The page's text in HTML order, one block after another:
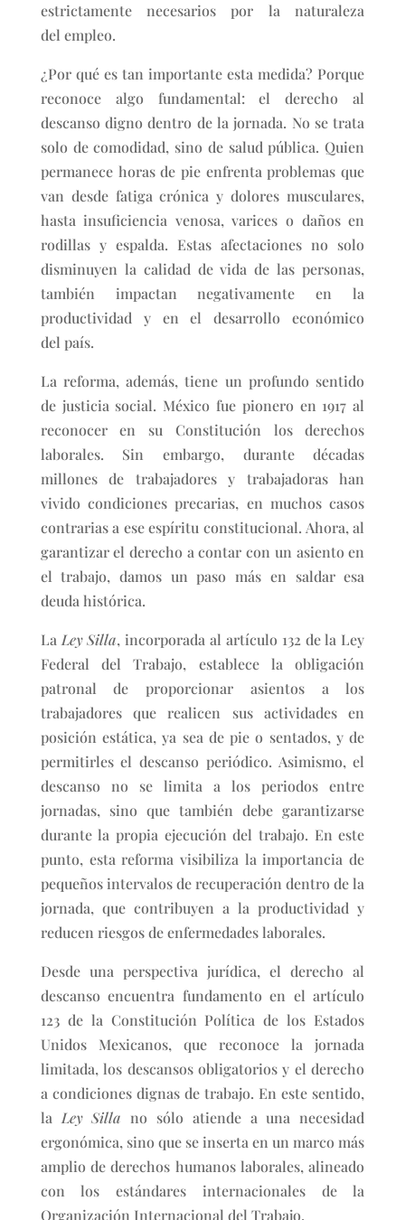
estrictamente necesarios por la naturaleza
del empleo.
¿Por qué es tan importante esta medida? Porque
reconoce algo fundamental: el derecho al
descanso digno dentro de la jornada. No se trata
solo de comodidad, sino de salud pública. Quien
permanece horas de pie enfrenta problemas que
van desde fatiga crónica y dolores musculares,
hasta insuficiencia venosa, varices o daños en
rodillas y espalda. Estas afectaciones no solo
disminuyen la calidad de vida de las personas,
también impactan negativamente en la
productividad y en el desarrollo económico
del país.
La reforma, además, tiene un profundo sentido
de justicia social. México fue pionero en 1917 al
reconocer en su Constitución los derechos
laborales. Sin embargo, durante décadas
millones de trabajadores y trabajadoras han
vivido condiciones precarias, en muchos casos
contrarias a ese espíritu constitucional. Ahora, al
garantizar el derecho a contar con un asiento en
el trabajo, damos un paso más en saldar esa
deuda histórica.
La Ley Silla, incorporada al artículo 132 de la Ley
Federal del Trabajo, establece la obligación
patronal de proporcionar asientos a los
trabajadores que realicen sus actividades en
posición estática, ya sea de pie o sentados, y de
permitirles el descanso periódico. Asimismo, el
descanso no se limita a los periodos entre
jornadas, sino que también debe garantizarse
durante la propia ejecución del trabajo. En este
punto, esta reforma visibiliza la importancia de
pequeños intervalos de recuperación dentro de la
jornada, que contribuyen a la productividad y
reducen riesgos de enfermedades laborales.
Desde una perspectiva jurídica, el derecho al
descanso encuentra fundamento en el artículo
123 de la Constitución Política de los Estados
Unidos Mexicanos, que reconoce la jornada
limitada, los descansos obligatorios y el derecho
a condiciones dignas de trabajo. En este sentido,
la Ley Silla no sólo atiende a una necesidad
ergonómica, sino que se inserta en un marco más
amplio de derechos humanos laborales, alineado
con los estándares internacionales de la
Organización Internacional del Trabajo.